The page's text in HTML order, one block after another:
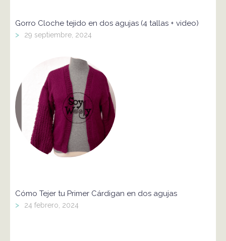
Gorro Cloche tejido en dos agujas (4 tallas + video)
> 29 septiembre, 2024
Cómo Tejer tu Primer Cárdigan en dos agujas
> 24 febrero, 2024